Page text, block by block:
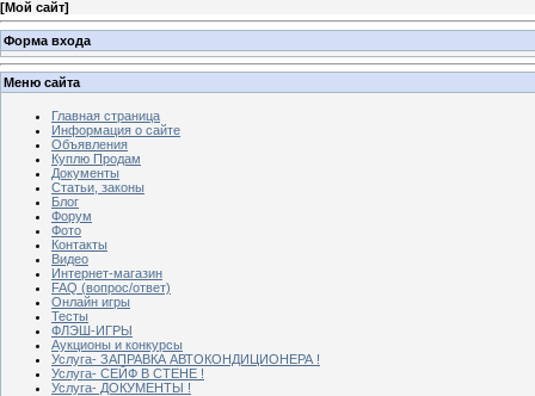
[Мой сайт]
Форма входа
Меню сайта
Главная страница
Информация о сайте
Объявления
Куплю Продам
Документы
Статьи, законы
Блог
Форум
Фото
Контакты
Видео
Интернет-магазин
FAQ (вопрос/ответ)
Онлайн игры
Тесты
ФЛЭШ-ИГРЫ
Аукционы и конкурсы
Услуга- ЗАПРАВКА АВТОКОНДИЦИОНЕРА !
Услуга- СЕЙФ В СТЕНЕ !
Услуга- ДОКУМЕНТЫ !